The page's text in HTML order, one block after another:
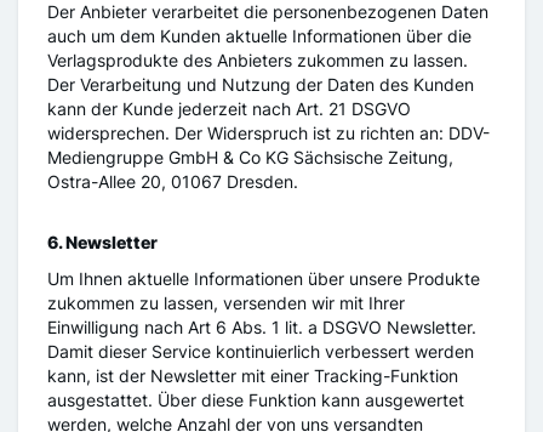
Der Anbieter verarbeitet die personenbezogenen Daten
auch um dem Kunden aktuelle Informationen über die
Verlagsprodukte des Anbieters zukommen zu lassen.
Der Verarbeitung und Nutzung der Daten des Kunden
kann der Kunde jederzeit nach Art. 21 DSGVO
widersprechen. Der Widerspruch ist zu richten an: DDV-
Mediengruppe GmbH & Co KG Sächsische Zeitung,
Ostra-Allee 20, 01067 Dresden.
6. Newsletter
Um Ihnen aktuelle Informationen über unsere Produkte
zukommen zu lassen, versenden wir mit Ihrer
Einwilligung nach Art 6 Abs. 1 lit. a DSGVO Newsletter.
Damit dieser Service kontinuierlich verbessert werden
kann, ist der Newsletter mit einer Tracking-Funktion
ausgestattet. Über diese Funktion kann ausgewertet
werden, welche Anzahl der von uns versandten